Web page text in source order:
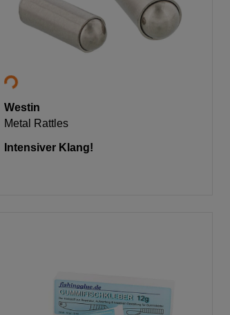
Westin
Metal Rattles
Intensiver Klang!